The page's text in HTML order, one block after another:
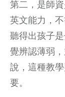
第二，是師
英文能力，
聽得出孩子
覺辨認薄弱
說，這種教
要。